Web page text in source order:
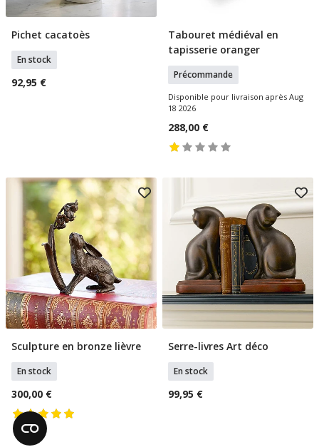
Ajouter Au Panier
Pichet cacatoès
En stock
92,95 €
Précommande
Tabouret médiéval en
tapisserie oranger
Précommande
Disponible pour livraison après Aug
18 2026
288,00 €
Ajouter Au Panier
Sculpture en bronze lièvre
En stock
300,00 €
Ajouter Au Panier
Serre-livres Art déco
En stock
99,95 €